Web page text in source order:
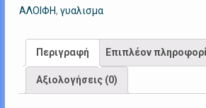
Finish
Αλοιφή
One
ΑΛΟΙΦΗ, γυαλισμα
Περιγραφή Επιπλέον
Αξιολογήσεις (0)